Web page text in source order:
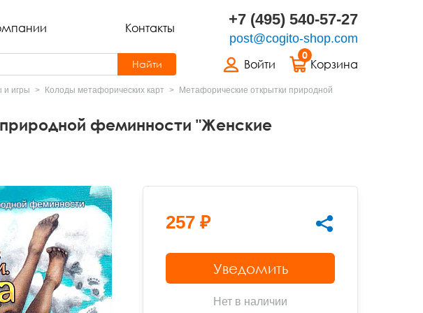
Контакты +7 (495) 540-57-27
post@cogito-shop.com
Войти
0
Корзина
Найти
и игры Колоды метафорических карт
Метафорические открытки природной
феминности "Женские
257 ₽
Уведомить
Нет в наличии